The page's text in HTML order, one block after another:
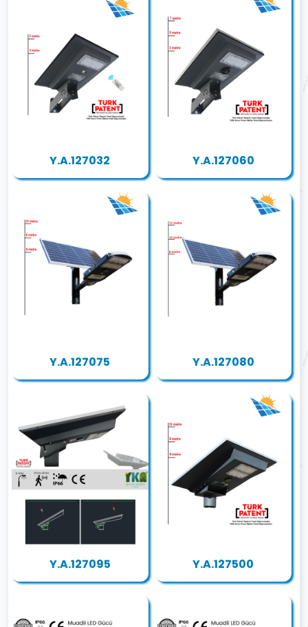
Y.A.127032 Y.A.127060
Y.A.127075 Y.A.127080
Y.A.127095 Y.A.127500